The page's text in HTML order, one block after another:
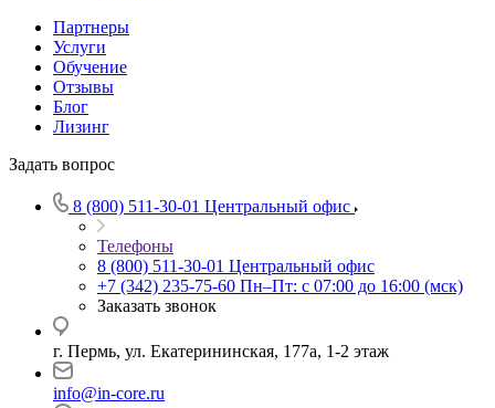
Партнеры
Услуги
Обучение
Отзывы
Блог
Лизинг
Задать вопрос
8 (800) 511-30-01 Центральный офис
Телефоны
8 (800) 511-30-01 Центральный офис
+7 (342) 235-75-60 Пн–Пт: с 07:00 до 16:00 (мск)
Заказать звонок
г. Пермь, ул. ​Екатерининская, 177а, ​1-2 этаж
info@in-core.ru